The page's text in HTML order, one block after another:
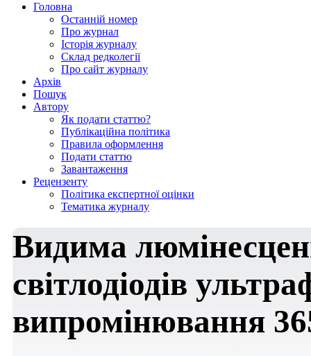
Головна
Останній номер
Про журнал
Історія журналу
Склад редколегії
Про сайт журналу
Архів
Пошук
Автору
Як подати статтю?
Публікаційна політика
Правила оформлення
Подати статтю
Завантаження
Рецензенту
Політика експертної оцінки
Тематика журналу
Видима
cвітлодіодів
випромінювання